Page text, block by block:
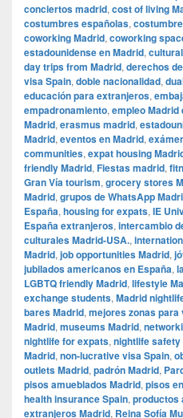
conciertos madrid, cost of living
costumbres españolas,
coworking Madrid, coworking
estadounidense en Madrid,
day trips from Madrid, derechos
visa Spain, doble nacionalidad,
educación para extranjeros,
empadronamiento, empleo
Madrid, erasmus madrid,
Madrid, eventos en Madrid,
communities, expat housing
friendly Madrid, Fiestas madrid,
Gran Vía tourism, grocery stores
Madrid, grupos de WhatsApp
España, housing for expats, IE
España extranjeros, intercambio
culturales Madrid-USA.,
Madrid, job opportunities Madrid,
jubilados americanos en España,
LGBTQ friendly Madrid, lifestyle
exchange students, Madrid
bares Madrid, mejores zonas para
Madrid, museums Madrid,
nightlife for expats, nightlife safety
Madrid, non-lucrative visa Spain,
outlets Madrid, padrón Madrid,
pisos amueblados Madrid, pisos
health insurance Spain, productos
extranjeros Madrid, Reina Sofía